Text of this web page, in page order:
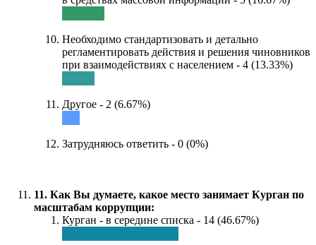
Необходимо стандартизовать и детально
регламентировать действия и решения чиновников
при взаимодействиях с населением - 4 (13.33%)
Другое - 2 (6.67%)
Затрудняюсь ответить - 0 (0%)
11. Как Вы думаете, какое место занимает Курган по
масштабам коррупции:
Курган - в середине списка - 14 (46.67%)